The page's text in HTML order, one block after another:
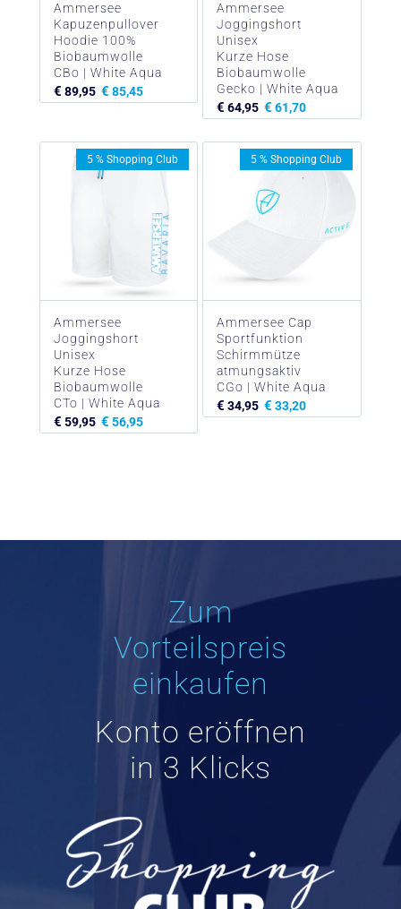
Ammersee
Kapuzenpullover
Hoodie 100%
Biobaumwolle
CBo | White Aqua
€ 89,95 € 85,45
Ammersee
Joggingshort
Unisex
Kurze Hose
Biobaumwolle
Gecko | White Aqua
€ 64,95 € 61,70
Ammersee
Joggingshort
Unisex
Kurze Hose
Biobaumwolle
CTo | White Aqua
€ 59,95 € 56,95
5 % Shopping Club
Ammersee Cap
Sportfunktion
Schirmmütze
atmungsaktiv
CGo | White Aqua
€ 34,95 € 33,20
5 % Shopping Club
Zum
Vorteilspreis
einkaufen
Konto eröffnen
in 3 Klicks